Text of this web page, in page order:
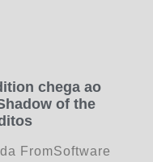
chega ao
of the
FromSoftware